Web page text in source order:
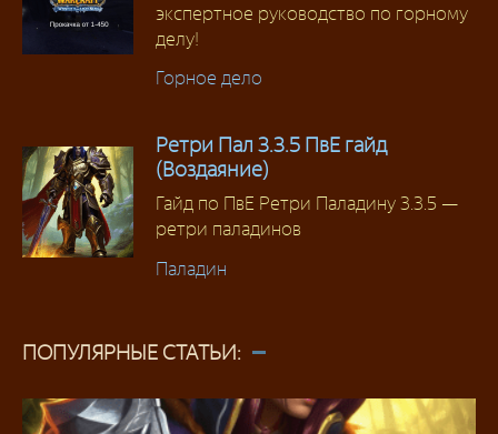
экспертное руководство по горному
делу!
Горное дело
Ретри Пал 3.3.5 ПвЕ гайд
(Воздаяние)
Гайд по ПвЕ Ретри Паладину 3.3.5 —
ретри паладинов
Паладин
ПОПУЛЯРНЫЕ СТАТЬИ: